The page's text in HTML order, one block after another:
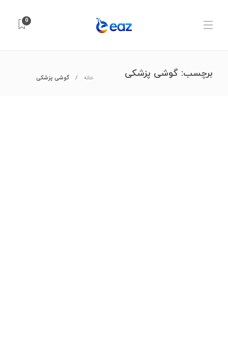
0
برچسب: گوشی پزشکی خانه گوشی پزشکی